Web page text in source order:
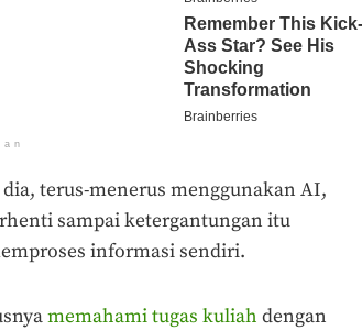
terus-menerus menggunakan AI,
sampai ketergantungan itu
informasi sendiri.
memahami tugas kuliah dengan